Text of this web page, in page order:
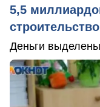
5,5
Деньги